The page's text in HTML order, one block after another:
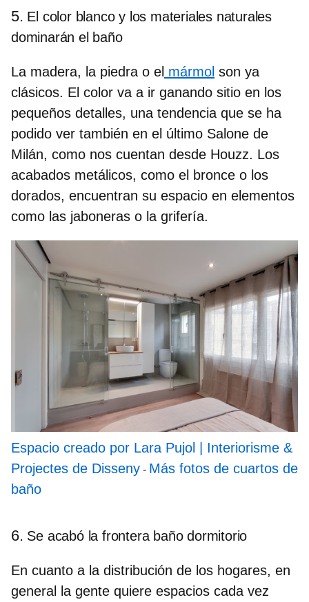
5. El color blanco y los materiales naturales
dominarán el baño
La madera, la piedra o el mármol son ya
clásicos. El color va a ir ganando sitio en los
pequeños detalles, una tendencia que se ha
podido ver también en el último Salone de
Milán, como nos cuentan desde Houzz. Los
acabados metálicos, como el bronce o los
dorados, encuentran su espacio en elementos
como las jaboneras o la grifería.
Espacio creado por Lara Pujol | Interiorisme &
Projectes de Disseny - Más fotos de cuartos de
baño
6. Se acabó la frontera baño dormitorio
En cuanto a la distribución de los hogares, en
general la gente quiere espacios cada vez